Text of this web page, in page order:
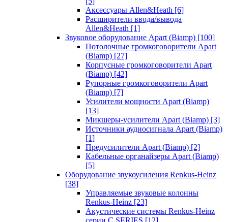
Аксессуары Allen&Heath [6]
Расширители ввода/вывода
Allen&Heath [1]
Звуковое оборудование Apart (Biamp) [100]
Потолочные громкоговорители Apart
(Biamp) [27]
Корпусные громкоговорители Apart
(Biamp) [42]
Рупорные громкоговорители Apart
(Biamp) [7]
Усилители мощности Apart (Biamp)
[13]
Микшеры-усилители Apart (Biamp) [3]
Источники аудиосигнала Apart (Biamp)
[1]
Предусилители Apart (Biamp) [2]
Кабельные органайзеры Apart (Biamp)
[5]
Оборудование звукоусиления Renkus-Heinz
[38]
Управляемые звуковые колонны
Renkus-Heinz [23]
Акустические системы Renkus-Heinz
серии C SERIES [12]